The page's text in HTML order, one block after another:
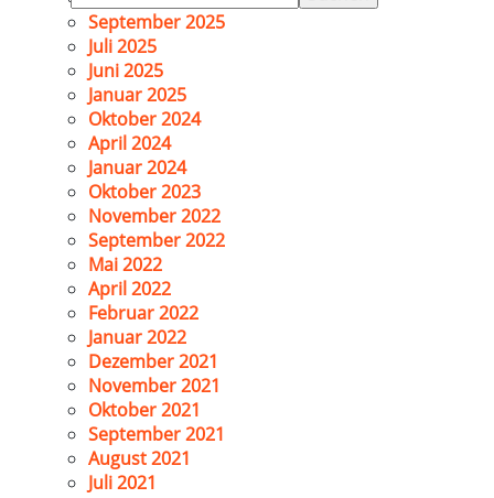
nach:
September 2025
Juli 2025
Juni 2025
Januar 2025
Oktober 2024
April 2024
Januar 2024
Oktober 2023
November 2022
September 2022
Mai 2022
April 2022
Februar 2022
Januar 2022
Dezember 2021
November 2021
Oktober 2021
September 2021
August 2021
Juli 2021